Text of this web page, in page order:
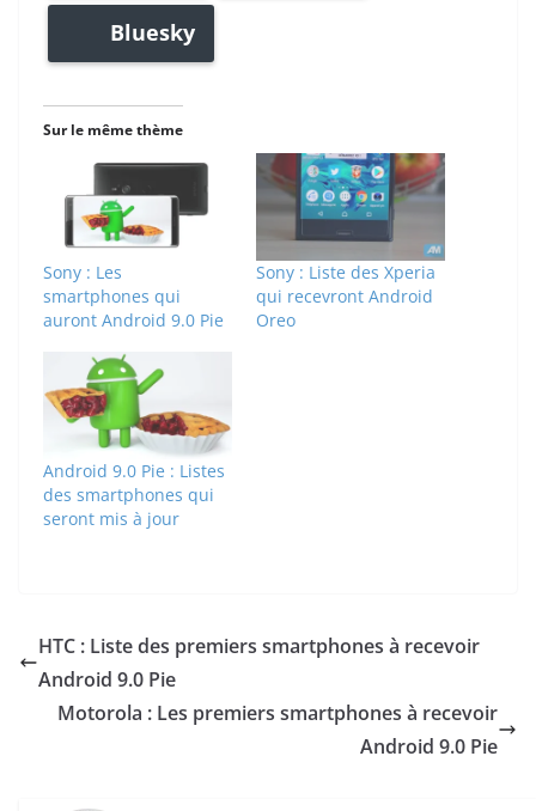
Bluesky
Sur le même thème
Sony : Les
smartphones qui
auront Android 9.0 Pie
Sony : Liste des Xperia
qui recevront Android
Oreo
Android 9.0 Pie : Listes
des smartphones qui
seront mis à jour
HTC : Liste des premiers smartphones à recevoir
Android 9.0 Pie
Motorola : Les premiers smartphones à recevoir
Android 9.0 Pie